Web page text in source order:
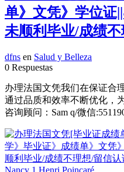
单》文凭》学位证
未顺利毕业/成绩
dfns en Salud y Belleza
0 Respuestas
办理法国文凭我们在保证合
通过品质和效率不断优化，
咨询顾问：Sam q/微信